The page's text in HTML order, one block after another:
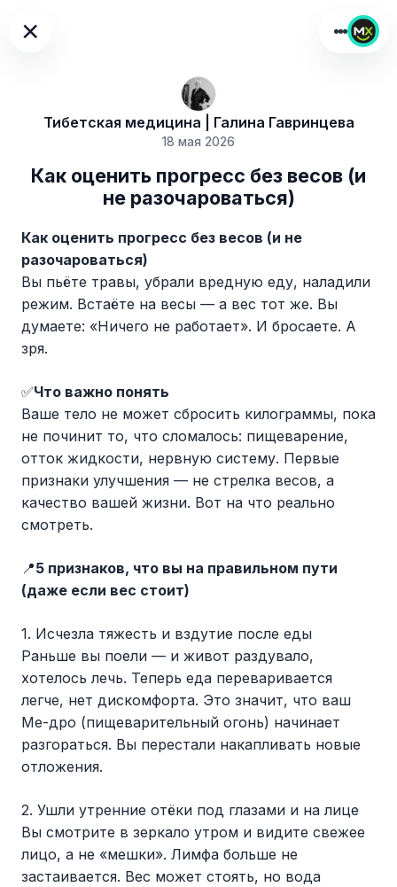
×
Тибетская медицина | Галина Гавринцева
18 мая 2026
Как оценить прогресс без весов (и
не разочароваться)
Как оценить прогресс без весов (и не
разочароваться)
Вы пьёте травы, убрали вредную еду, наладили
режим. Встаёте на весы — а вес тот же. Вы
думаете: «Ничего не работает». И бросаете. А
зря.
✅Что важно понять
Ваше тело не может сбросить килограммы, пока
не починит то, что сломалось: пищеварение,
отток жидкости, нервную систему. Первые
признаки улучшения — не стрелка весов, а
качество вашей жизни. Вот на что реально
смотреть.
📍5 признаков, что вы на правильном пути
(даже если вес стоит)
1. Исчезла тяжесть и вздутие после еды
Раньше вы поели — и живот раздувало,
хотелось лечь. Теперь еда переваривается
легче, нет дискомфорта. Это значит, что ваш
Ме-дро (пищеварительный огонь) начинает
разгораться. Вы перестали накапливать новые
отложения.
2. Ушли утренние отёки под глазами и на лице
Вы смотрите в зеркало утром и видите свежее
лицо, а не «мешки». Лимфа больше не
застаивается. Вес может стоять, но вода